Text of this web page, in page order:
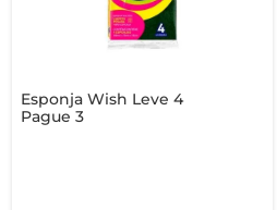
Esponja Wish Leve 4
Pague 3